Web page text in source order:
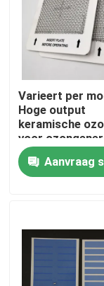
Thuis
Producten
VR toon
Varieert per
Hoge output
keramische
voor
luchtreiniger
Aanvraag